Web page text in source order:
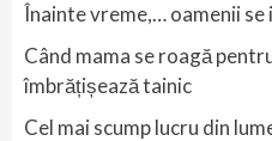
Înainte vreme,… oamenii
Când mama se roagă
îmbrățișează tainic
Cel mai scump lucru din